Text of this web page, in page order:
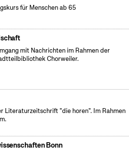
für Menschen ab 65
mit Nachrichten im Rahmen der
Chorweiler.
Literaturzeitschrift "die horen". Im Rahmen
Bonn